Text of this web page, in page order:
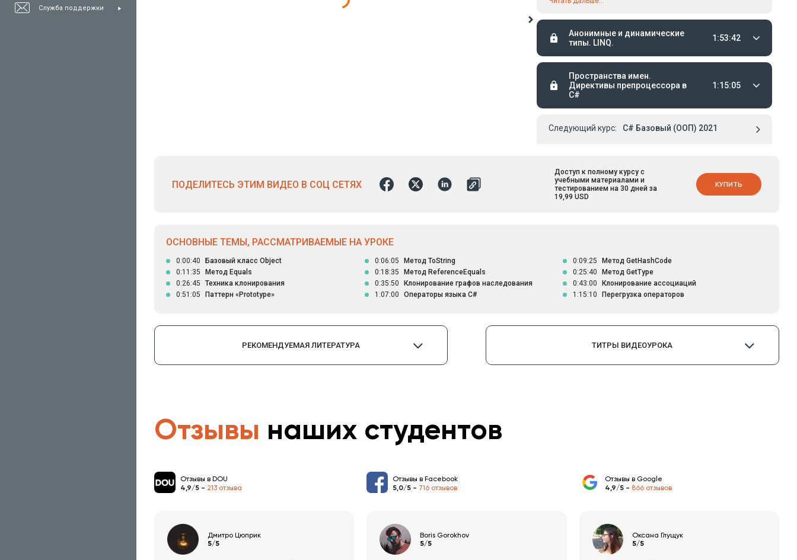
Служба поддержки
продемонстрировано практическое использование техники
перегрузки операторов.
Анонимные и динамические
типы. LINQ.
1:53:42
Пространства имен.
Директивы препроцессора в
C#
1:15:05
Следующий курс: C# Базовый (ООП) 2021
ПОДЕЛИТЕСЬ ЭТИМ ВИДЕО В СОЦ СЕТЯХ
Доступ к полному курсу с
учебными материалами и
тестированием на 30 дней за
19,99 USD
КУПИТЬ
ОСНОВНЫЕ ТЕМЫ, РАССМАТРИВАЕМЫЕ НА УРОКЕ
0:00:40 Базовый класс Object 0:06:05 Метод ToString 0:09:25
Метод GetHashCode
0:11:35
Метод Equals 0:18:35 Метод ReferenceEquals 0:25:40
Метод GetType
0:26:45
Техника клонирования 0:35:50 Клонирование графов наследования 0:43:00
Клонирование ассоциаций
0:51:05
Паттерн «Prototype» 1:07:00 Операторы языка C# 1:15:10 Перегрузка операторов
РЕКОМЕНДУЕМАЯ ЛИТЕРАТУРА ТИТРЫ ВИДЕОУРОКА
Отзывы наших студентов
Отзывы в DOU
4,9/5 - 213 отзыва
Отзывы в Facebook
5,0/5 - 716 отзывов
Отзывы в Google
4,9/5 - 866 отзывов
Дмитро Цюприк
5/5
Boris Gorokhov
5/5
Оксана Глущук
5/5